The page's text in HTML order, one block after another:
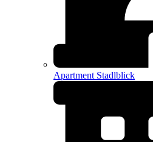
Apartment Stadlblick